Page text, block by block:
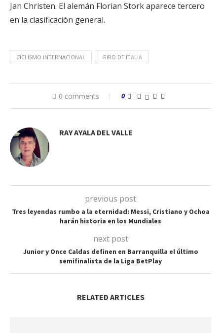
Jan Christen. El alemán Florian Stork aparece tercero
en la clasificación general.
CICLISMO INTERNACIONAL GIRO DE ITALIA
0 comments 0
RAY AYALA DEL VALLE
previous post
Tres leyendas rumbo a la eternidad: Messi, Cristiano y Ochoa
harán historia en los Mundiales
next post
Junior y Once Caldas definen en Barranquilla el último
semifinalista de la Liga BetPlay
RELATED ARTICLES